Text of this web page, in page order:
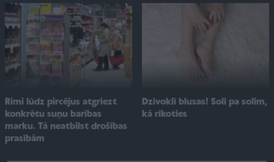
Rimi lūdz pircējus atgriezt
konkrētu suņu barības
marku. Tā neatbilst drošības
prasībām
Dzīvoklī blusas! Soli pa solim,
kā rīkoties